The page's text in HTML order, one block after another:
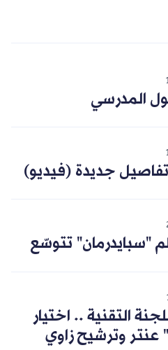
المدرسي
جديدة (فيديو)
"سبايدرمان" تتوسّع
التقنية .. اختيار
عنتر وترشيح زاوي